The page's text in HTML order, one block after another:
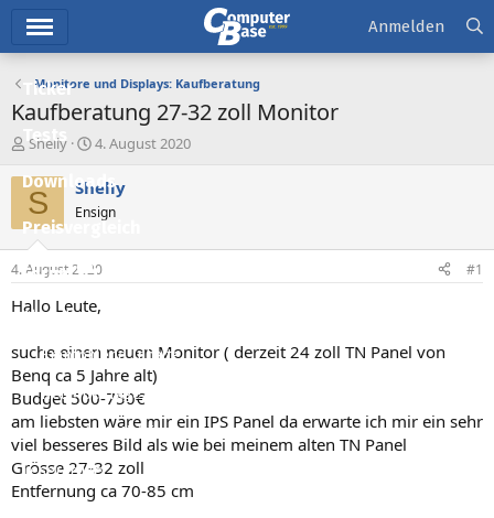
Ticker
Tests
Downloads
Preisvergleich
Forum
Aktuelles
Empfohlene Inhalte
Neue Beiträge
Neueste Aktivitäten
Leserartikel
Anmelden
Monitore und Displays: Kaufberatung
Kaufberatung 27-32 zoll Monitor
E
s
t
e
l
e
r
Shelly
E
s
t
e
l
t
a
m
4. August 2020
S Shelly
Ensign
4. August 2020 #1
Hallo Leute,
suche einen neuen Monitor ( derzeit 24 zoll TN Panel von
Benq ca 5 Jahre alt)
Budget 500-750€
am liebsten wäre mir ein IPS Panel da erwarte ich mir ein sehr
viel besseres Bild als wie bei meinem alten TN Panel
Grösse 27-32 zoll
Entfernung ca 70-85 cm